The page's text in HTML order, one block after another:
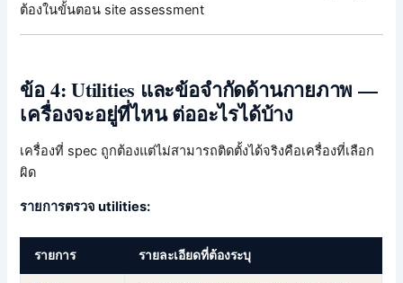
ต้องในขั้นตอน site assessment
ข้อ 4: Utilities และข้อจำกัดด้านกายภาพ —
เครื่องจะอยู่ที่ไหน ต่ออะไรได้บ้าง
เครื่องที่ spec ถูกต้องแต่ไม่สามารถติดตั้งได้จริงคือเครื่องที่เลือก
ผิด
รายการตรวจ utilities:
รายการ รายละเอียดที่ต้องระบุ